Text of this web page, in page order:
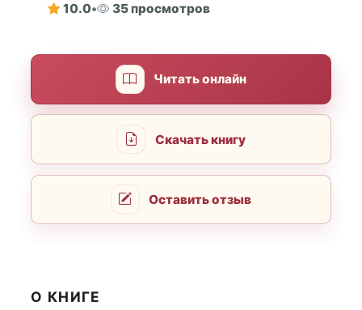
10.0• 35 просмотров
Читать онлайн
Скачать книгу
Оставить отзыв
О КНИГЕ